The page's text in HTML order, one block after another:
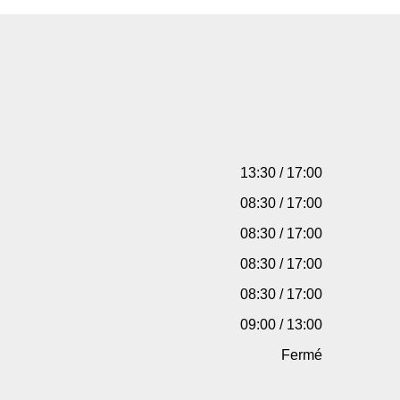
13:30 / 17:00
08:30 / 17:00
08:30 / 17:00
08:30 / 17:00
08:30 / 17:00
09:00 / 13:00
Fermé